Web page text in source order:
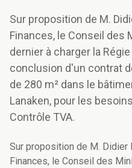
Sur proposition de M.
Finances, le Conseil des
dernier à charger la
conclusion d'un contrat
de 280 m² dans le
Lanaken, pour les
Contrôle TVA.
Sur proposition de M. Didier
Finances, le Conseil des